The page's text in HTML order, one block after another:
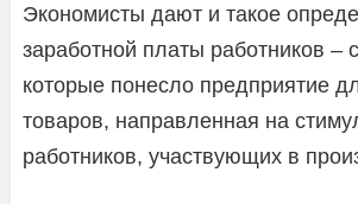
Экономисты дают и такое
заработной платы работников –
которые понесло предприятие
товаров, направленная на
работников, участвующих в